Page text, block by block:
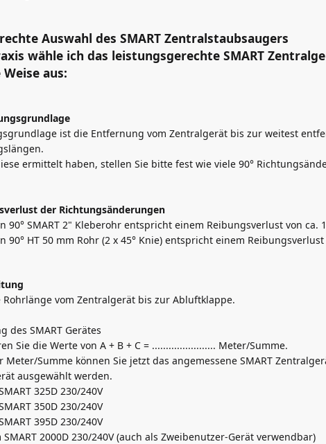
Auswahl des SMART Zentralstaubsaugers
wähle ich das leistungsgerechte SMART
aus:
ist die Entfernung vom Zentralgerät bis zur weitest
ermittelt haben, stellen Sie bitte fest wie viele 90°
der Richtungsänderungen
90° SMART 2" Kleberohr entspricht einem Reibungsverlust von ca.
90° HT 50 mm Rohr (2 x 45° Knie) entspricht einem
Rohrlänge vom Zentralgerät bis zur Abluftklappe.
des SMART Gerätes
Sie die Werte von A + B + C = ....................... Meter/Summe.
Meter/Summe können Sie jetzt das angemessene SMART
ausgewählt werden.
325D 230/240V
350D 230/240V
395D 230/240V
2000D 230/240V (auch als Zweibenutzer-Gerät verwendbar)